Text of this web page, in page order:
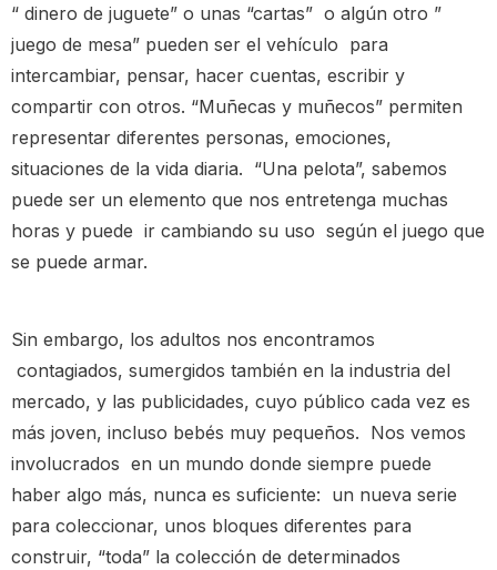
“ dinero de juguete” o unas “cartas” o algún otro ”
juego de mesa” pueden ser el vehículo para
intercambiar, pensar, hacer cuentas, escribir y
compartir con otros. “Muñecas y muñecos” permiten
representar diferentes personas, emociones,
situaciones de la vida diaria. “Una pelota”, sabemos
puede ser un elemento que nos entretenga muchas
horas y puede ir cambiando su uso según el juego que
se puede armar.
Sin embargo, los adultos nos encontramos
contagiados, sumergidos también en la industria del
mercado, y las publicidades, cuyo público cada vez es
más joven, incluso bebés muy pequeños. Nos vemos
involucrados en un mundo donde siempre puede
haber algo más, nunca es suficiente: un nueva serie
para coleccionar, unos bloques diferentes para
construir, “toda” la colección de determinados